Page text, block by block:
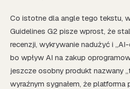
Co istotne dla angle tego tekstu,
Guidelines G2 pisze wprost, że
recenzji, wykrywanie nadużyć i
bo wpływ AI na zakup
jeszcze osobny produkt nazwany
wyraźnym sygnałem, że platforma